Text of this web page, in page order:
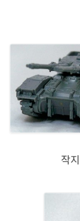
작